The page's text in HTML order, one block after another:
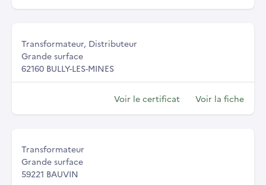
Transformateur, Distributeur
Grande surface
62160 BULLY-LES-MINES
Voir le certificat Voir la fiche
Transformateur
Grande surface
59221 BAUVIN